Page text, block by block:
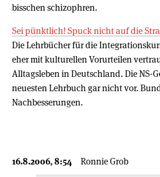
bisschen schizophren.
Sei pünktlich! Spuck nicht auf die
Die Lehrbücher für die
eher mit kulturellen Vorurteilen
Alltagsleben in Deutschland. Die NS-
neuesten Lehrbuch gar nicht vor.
Nachbesserungen.
16.8.2006, 8:54 Ronnie Grob